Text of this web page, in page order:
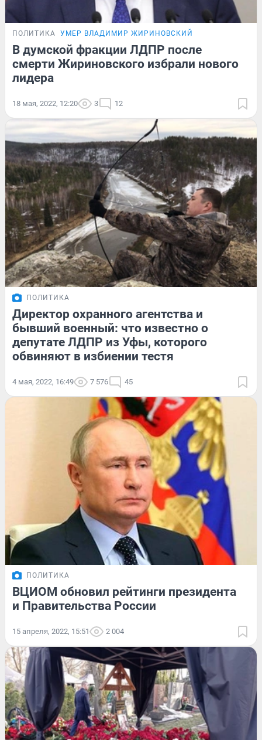
ПОЛИТИКА УМЕР ВЛАДИМИР ЖИРИНОВСКИЙ
В думской фракции ЛДПР после
смерти Жириновского избрали нового
лидера
18 мая, 2022, 12:20 3 12
ПОЛИТИКА
Директор охранного агентства и
бывший военный: что известно о
депутате ЛДПР из Уфы, которого
обвиняют в избиении тестя
4 мая, 2022, 16:49 7 576 45
ПОЛИТИКА
ВЦИОМ обновил рейтинги президента
и Правительства России
15 апреля, 2022, 15:51 2 004